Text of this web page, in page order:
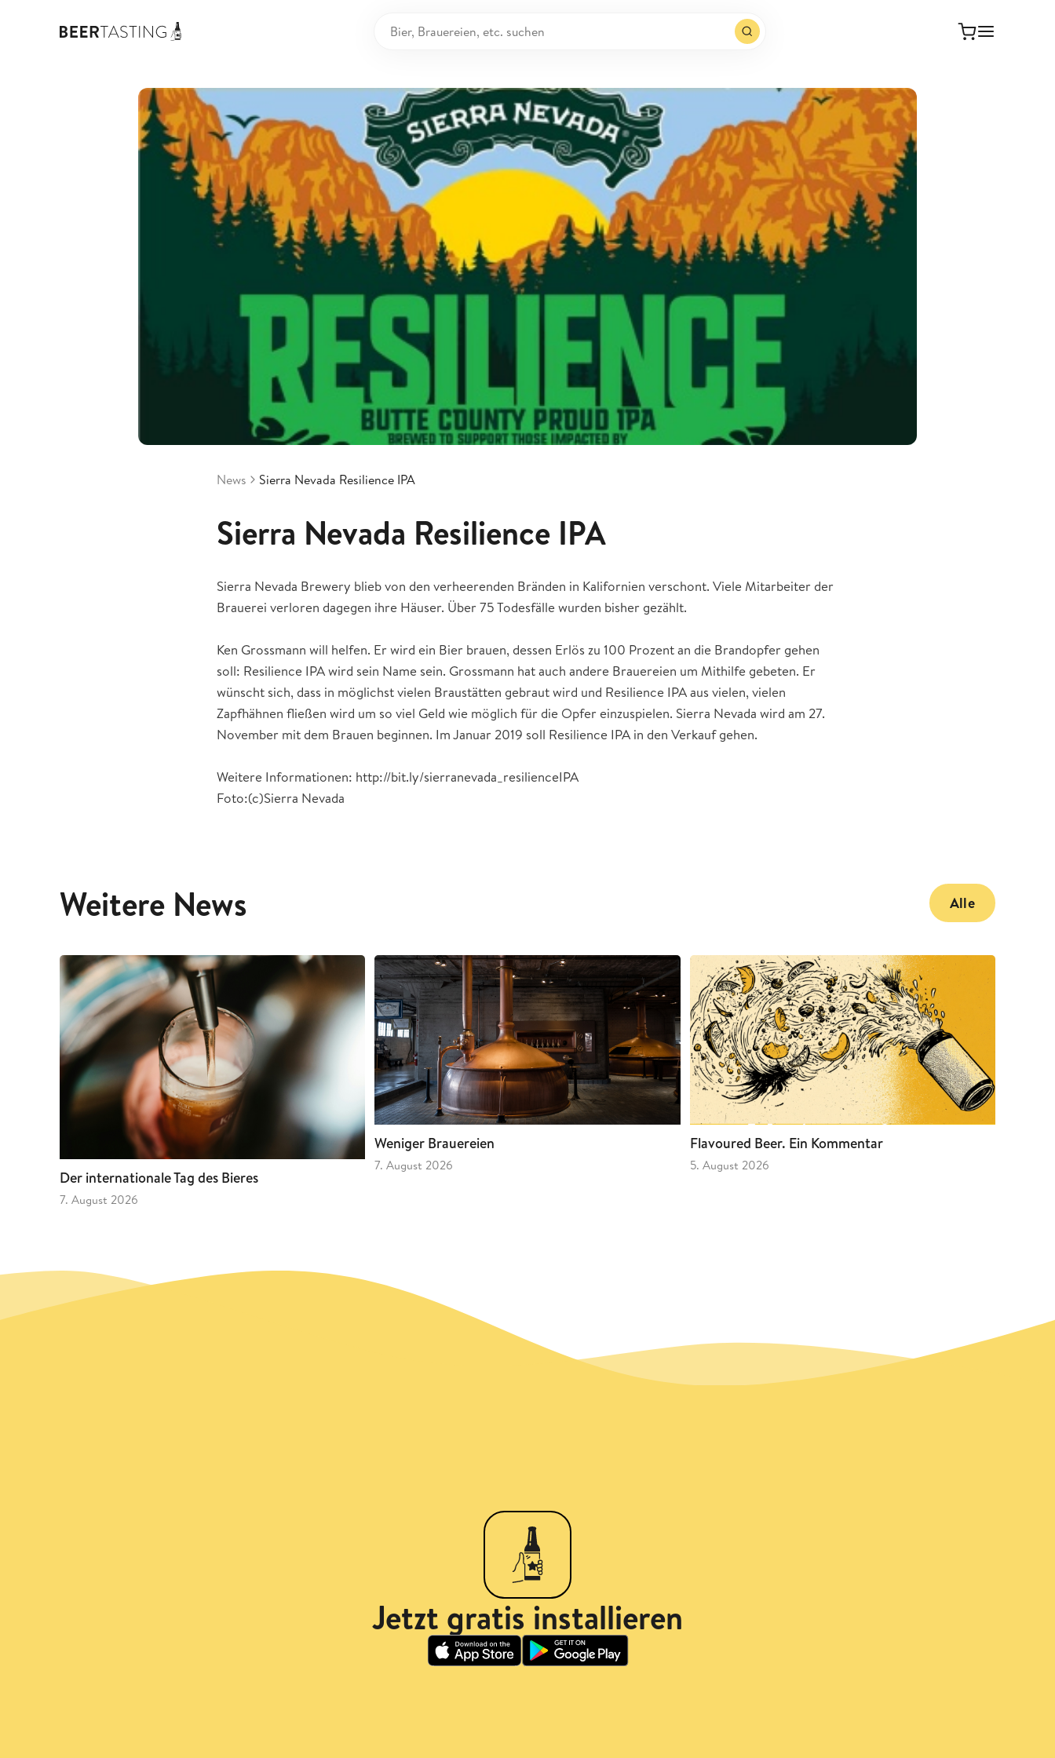
News Sierra Nevada Resilience IPA
Sierra Nevada Resilience IPA
Sierra Nevada Brewery blieb von den verheerenden Bränden in Kalifornien verschont. Viele Mitarbeiter der
Brauerei verloren dagegen ihre Häuser. Über 75 Todesfälle wurden bisher gezählt.
Ken Grossmann will helfen. Er wird ein Bier brauen, dessen Erlös zu 100 Prozent an die Brandopfer gehen
soll: Resilience IPA wird sein Name sein. Grossmann hat auch andere Brauereien um Mithilfe gebeten. Er
wünscht sich, dass in möglichst vielen Braustätten gebraut wird und Resilience IPA aus vielen, vielen
Zapfhähnen fließen wird um so viel Geld wie möglich für die Opfer einzuspielen. Sierra Nevada wird am 27.
November mit dem Brauen beginnen. Im Januar 2019 soll Resilience IPA in den Verkauf gehen.
Weitere Informationen: http://bit.ly/sierranevada_resilienceIPA
Foto:(c)Sierra Nevada
Weitere News Alle
Der internationale Tag des Bieres
7. August 2026
Weniger Brauereien
7. August 2026
Flavoured Beer. Ein Kommentar
5. August 2026
Jetzt gratis installieren